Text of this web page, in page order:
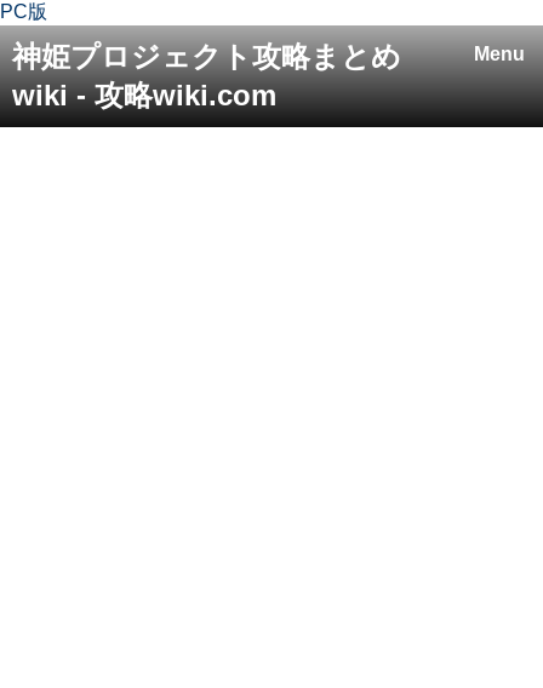
PC版
Menu
神姫プロジェクト攻略まとめ
wiki - 攻略wiki.com